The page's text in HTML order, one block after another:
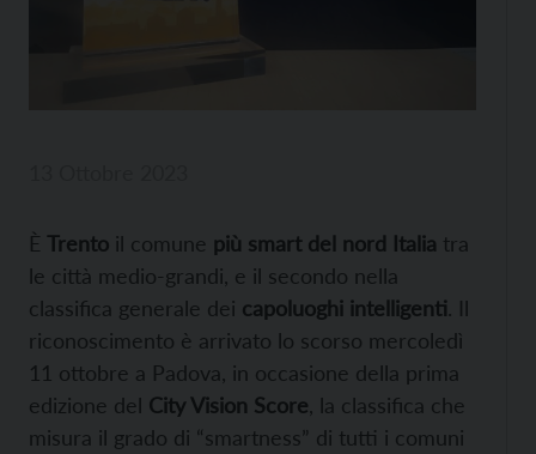
È Trento il comune più smart del nord Italia tra
le città medio-grandi, e il secondo nella
classifica generale dei capoluoghi intelligenti. Il
riconoscimento è arrivato lo scorso mercoledì
11 ottobre a Padova, in occasione della prima
edizione del City Vision Score , la classifica che
misura il grado di “smartness” di tutti i comuni